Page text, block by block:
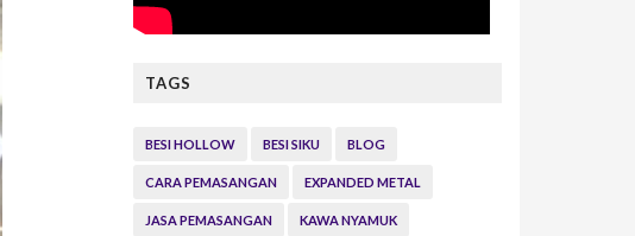
TAGS
BESI HOLLOW BESI SIKU BLOG
CARA PEMASANGAN EXPANDED METAL
JASA PEMASANGAN KAWA NYAMUK